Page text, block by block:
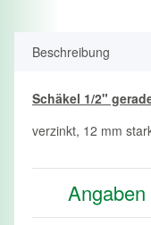
Beschreibung
Schäkel 1/2"
verzinkt, 12 mm